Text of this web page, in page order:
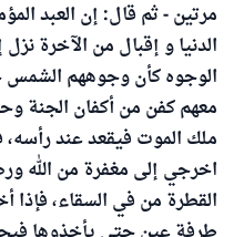
مرتين - ثم قال: إن العبد
الدنيا و إقبال من الآخرة
الوجوه كأن وجوههم
معهم كفن من أكفان الجنة
ملك الموت فيقعد عند رأسه،
اخرجي إلى مغفرة من الله
القطرة من في السقاء، فإذا